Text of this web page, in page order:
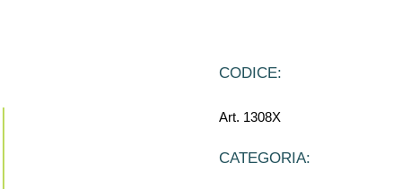
CODICE:
Art. 1308X
CATEGORIA: